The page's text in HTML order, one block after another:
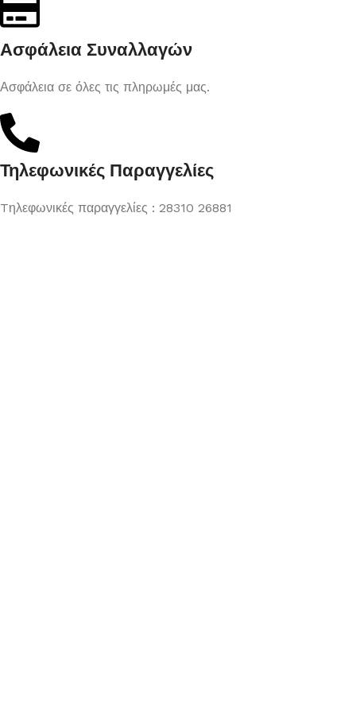
Ασφάλεια Συναλλαγών
Ασφάλεια σε όλες τις πληρωμές μας.
Τηλεφωνικές Παραγγελίες
Tηλεφωνικές παραγγελίες : 28310 26881